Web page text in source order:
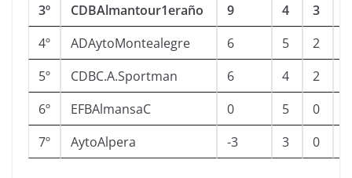
3º
CDBAlmantour1eraño 9 4 3
4º
ADAytoMontealegre 6 5 2
5º
CDBC.A.Sportman 6 4 2
6º
EFBAlmansaC 0 5 0
7º
AytoAlpera -3 3 0